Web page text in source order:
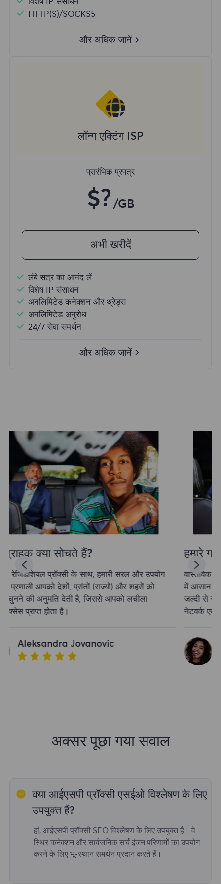
विशेष IP संसाधन
HTTP(S)/SOCKS5
और अधिक जानें
लॉन्ग एक्टिंग ISP
प्रारंभिक प्रपत्र
$? /GB
अभी खरीदें
लंबे सत्र का आनंद लें
विशेष IP संसाधन
अनलिमिटेड कनेक्शन और थ्रेड्स
अनलिमिटेड अनुरोध
24/7 सेवा समर्थन
और अधिक जानें
हमारे ग्राहक क्या सोचते हैं?
वास्तविक रेजिडेंशियल प्रॉक्सी के साथ, हमारी सरल और उपयोग
में आसान प्रणाली आपको देशों, प्रांतों (राज्यों) और शहरों को
जल्दी से चुनने की अनुमति देती है, जिससे आपको लचीला
नेटवर्क एक्सेस प्राप्त होता है।
Aleksandra Jovanovic
अक्सर पूछा गया सवाल
क्या आईएसपी प्रॉक्सी एसईओ विश्लेषण के लिए
उपयुक्त हैं?
हां, आईएसपी प्रॉक्सी SEO विश्लेषण के लिए उपयुक्त हैं। वे
स्थिर कनेक्शन और सार्वजनिक सर्च इंजन परिणामों का उपयोग
करने के लिए भू-स्थान समर्थन प्रदान करते हैं।